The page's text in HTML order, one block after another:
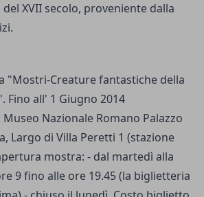
XVII secolo, proveniente dalla
"Mostri-Creature fantastiche della
Fino all' 1 Giugno 2014
Nazionale Romano Palazzo
Largo di Villa Peretti 1 (stazione
mostra: - dal martedì alla
9 fino alle ore 19.45 (la biglietteria